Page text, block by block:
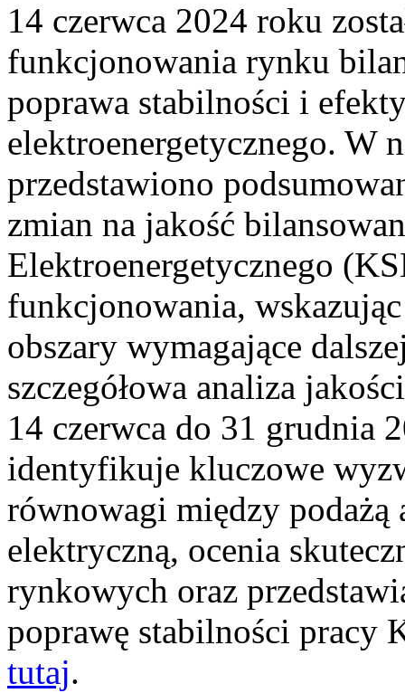
14 czerwca 2024 roku
funkcjonowania rynku
poprawa stabilności i
elektroenergetycznego. W
przedstawiono
zmian na jakość
Elektroenergetycznego
funkcjonowania,
obszary wymagające
szczegółowa analiza
14 czerwca do 31 grudnia
identyfikuje kluczowe
równowagi między podażą
elektryczną, ocenia
rynkowych oraz
poprawę stabilności pracy
tutaj.